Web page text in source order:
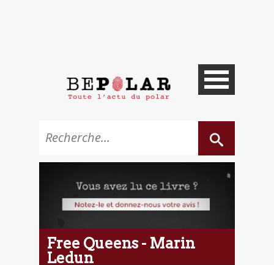
Free Queens - Marin
Ledun